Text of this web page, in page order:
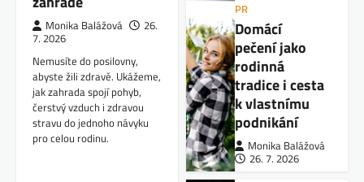
Monika Balážová
26.
7. 2026
Nemusíte do posilovny,
abyste žili zdravě. Ukážeme,
jak zahrada spojí pohyb,
čerstvý vzduch i zdravou
stravu do jednoho návyku
pro celou rodinu.
PR
Domácí
pečení jako
rodinná
tradice i cesta
k vlastnímu
podnikání
Monika Balážová
26. 7. 2026